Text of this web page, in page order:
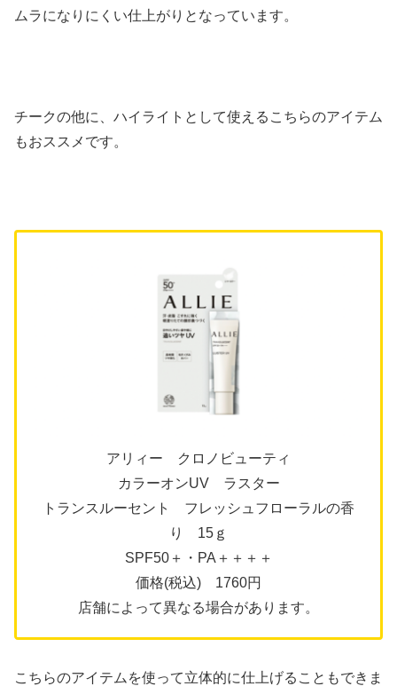
ムラになりにくい仕上がりとなっています。
チークの他に、ハイライトとして使えるこちらのアイテム
もおススメです。
アリィー クロノビューティ
カラーオンUV ラスター
トランスルーセント フレッシュフローラルの香
り 15ｇ
SPF50＋・PA＋＋＋＋
価格(税込) 1760円
店舗によって異なる場合があります。
こちらのアイテムを使って立体的に仕上げることもできま